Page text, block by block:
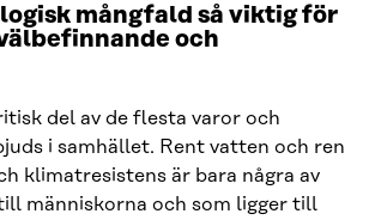
mångfald så viktig för
och
del av de flesta varor och
i samhället. Rent vatten och ren
klimatresistens är bara några av
människorna och som ligger till